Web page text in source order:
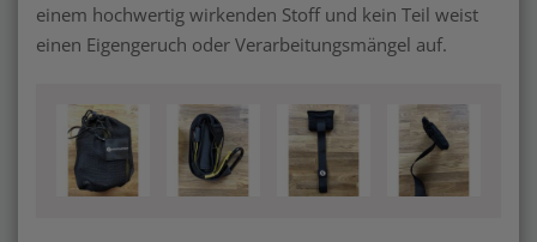
einem hochwertig wirkenden Stoff und kein Teil weist
einen Eigengeruch oder Verarbeitungsmängel auf.